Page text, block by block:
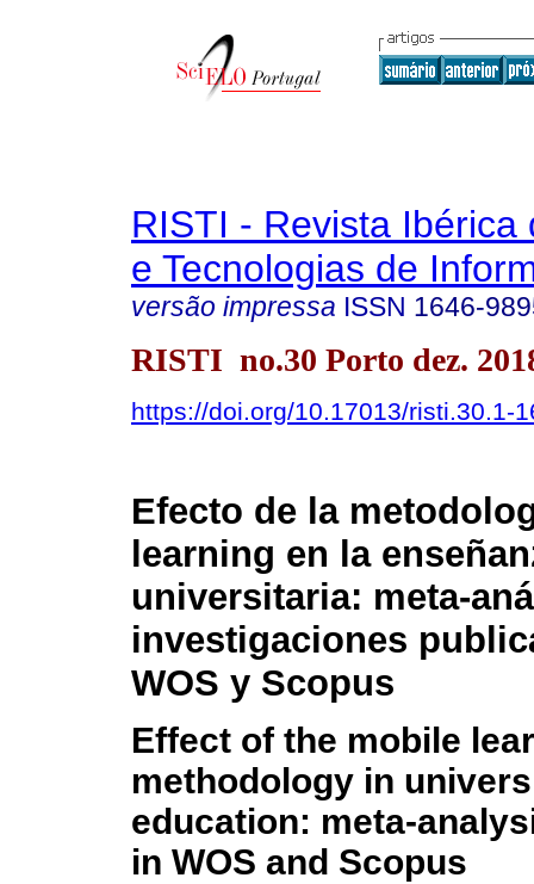
RISTI - Revista Ibérica
e Tecnologias de
versão impressa ISSN 1646-
RISTI no.30 Porto dez.
https://doi.org/10.17013/risti.30.1-
Efecto de la
learning en la
universitaria: meta-
investigaciones
WOS y Scopus
Effect of the mobile
methodology in
education: meta-
in WOS and Scopus